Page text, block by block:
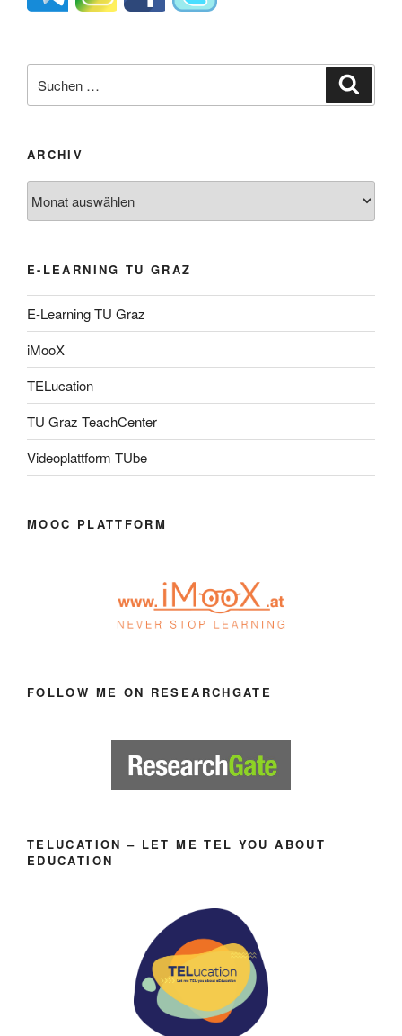
nach:
ARCHIV
E-LEARNING TU GRAZ
E-Learning TU Graz
iMooX
TELucation
TU Graz TeachCenter
Videoplattform TUbe
MOOC PLATTFORM
FOLLOW ME ON RESEARCHGATE
TELUCATION – LET ME TEL YOU ABOUT
EDUCATION